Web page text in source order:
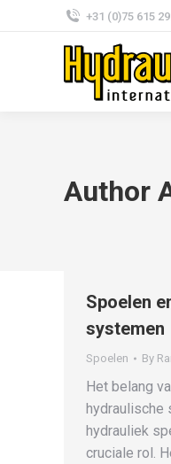
+31 (0)75 615
Author
Spoelen
systemen
Spoelen By
Het belang
hydraulische
hydrauliek
cruciale rol.